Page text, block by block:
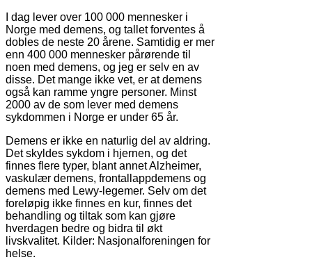
I dag lever over 100 000 mennesker i
Norge med demens, og tallet forventes å
dobles de neste 20 årene. Samtidig er mer
enn 400 000 mennesker pårørende til
noen med demens, og jeg er selv en av
disse. Det mange ikke vet, er at demens
også kan ramme yngre personer. Minst
2000 av de som lever med demens
sykdommen i Norge er under 65 år.
Demens er ikke en naturlig del av aldring.
Det skyldes sykdom i hjernen, og det
finnes flere typer, blant annet Alzheimer,
vaskulær demens, frontallappdemens og
demens med Lewy-legemer. Selv om det
foreløpig ikke finnes en kur, finnes det
behandling og tiltak som kan gjøre
hverdagen bedre og bidra til økt
livskvalitet. Kilder: Nasjonalforeningen for
helse.